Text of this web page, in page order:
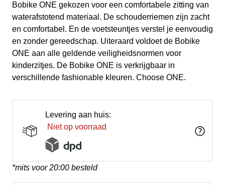
Bobike ONE gekozen voor een comfortabele zitting van
waterafstotend materiaal. De schouderriemen zijn zacht
en comfortabel. En de voetsteuntjes verstel je eenvoudig
en zonder gereedschap. Uiteraard voldoet de Bobike
ONE aan alle geldende veiligheidsnormen voor
kinderzitjes. De Bobike ONE is verkrijgbaar in
verschillende fashionable kleuren. Choose ONE.
Levering aan huis:
Niet op voorraad
*mits voor 20:00 besteld